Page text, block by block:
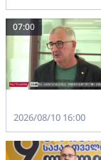
07:00
2026/08/10 16:00